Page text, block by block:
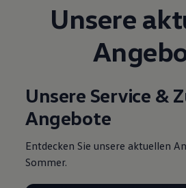
Unsere
Unsere Service &
Angebote
Entdecken Sie unsere aktuellen
Sommer.